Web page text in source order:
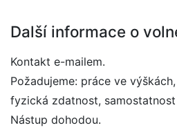
Další informace o
Kontakt e-mailem.
Požadujeme: práce ve
fyzická zdatnost,
Nástup dohodou.